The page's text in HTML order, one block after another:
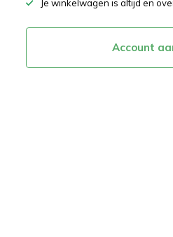
Je winkelwagen is altijd en
Account